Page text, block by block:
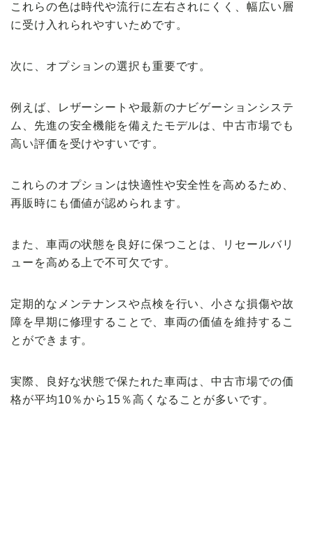
これらの色は時代や流行に左右されにくく、幅広い層
に受け入れられやすいためです。
次に、オプションの選択も重要です。
例えば、レザーシートや最新のナビゲーションシステ
ム、先進の安全機能を備えたモデルは、中古市場でも
高い評価を受けやすいです。
これらのオプションは快適性や安全性を高めるため、
再販時にも価値が認められます。
また、車両の状態を良好に保つことは、リセールバリ
ューを高める上で不可欠です。
定期的なメンテナンスや点検を行い、小さな損傷や故
障を早期に修理することで、車両の価値を維持するこ
とができます。
実際、良好な状態で保たれた車両は、中古市場での価
格が平均10％から15％高くなることが多いです。